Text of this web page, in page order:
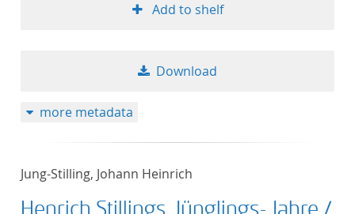
Add to shelf
Download
more metadata
Jung-Stilling, Johann Heinrich